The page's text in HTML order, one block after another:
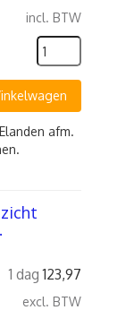
incl. BTW
afm.
1 dag 123,97
excl. BTW